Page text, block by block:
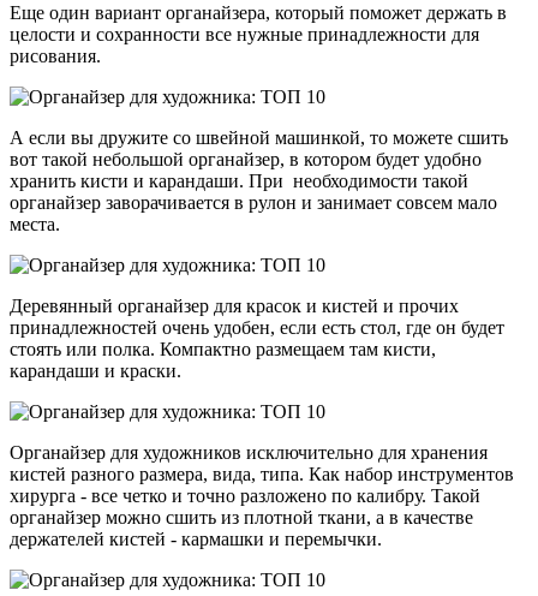
Еще один вариант органайзера, который поможет держать в
целости и сохранности все нужные принадлежности для
рисования.
А если вы дружите со швейной машинкой, то можете сшить
вот такой небольшой органайзер, в котором будет удобно
хранить кисти и карандаши. При необходимости такой
органайзер заворачивается в рулон и занимает совсем мало
места.
Деревянный органайзер для красок и кистей и прочих
принадлежностей очень удобен, если есть стол, где он будет
стоять или полка. Компактно размещаем там кисти,
карандаши и краски.
Органайзер для художников исключительно для хранения
кистей разного размера, вида, типа. Как набор инструментов
хирурга - все четко и точно разложено по калибру. Такой
органайзер можно сшить из плотной ткани, а в качестве
держателей кистей - кармашки и перемычки.